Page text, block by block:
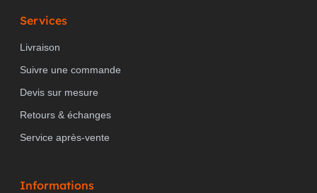
Services
Livraison
Suivre une commande
Devis sur mesure
Retours & échanges
Service après-vente
Informations